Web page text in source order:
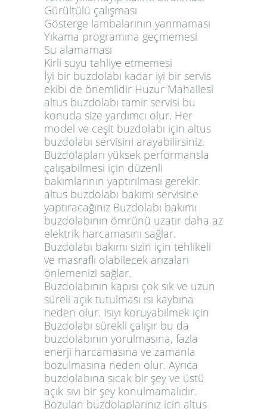
Gürültülü çalışması
Gösterge lambalarının yanmaması
Yıkama programına geçmemesi
Su alamaması
Kirli suyu tahliye etmemesi
İyi bir buzdolabı kadar iyi bir servis
ekibi de önemlidir Huzur Mahallesi
altus buzdolabı tamir servisi bu
konuda size yardımcı olur. Her
model ve ceşit buzdolabı için altus
buzdolabı servisini arayabilirsiniz.
Buzdolapları yüksek performansla
çalışabilmesi için düzenli
bakımlarının yaptırılması gerekir.
altus buzdolabı bakımı servisine
yaptıracağınız Buzdolabı bakımı
buzdolabının ömrünü uzatır daha az
elektrik harcamasını sağlar.
Buzdolabı bakımı sizin için tehlikeli
ve masraflı olabilecek arızaları
önlemenizi sağlar.
Buzdolabının kapısı çok sık ve uzun
süreli açık tutulması ısı kaybına
neden olur. Isıyı koruyabilmek için
Buzdolabı sürekli çalışır bu da
buzdolabının yorulmasına, fazla
enerji harcamasına ve zamanla
bozulmasına neden olur. Ayrıca
buzdolabına sıcak bir şey ve üstü
açık sıvı bir şey konulmamalıdır.
Bozulan buzdolaplarınız için altus